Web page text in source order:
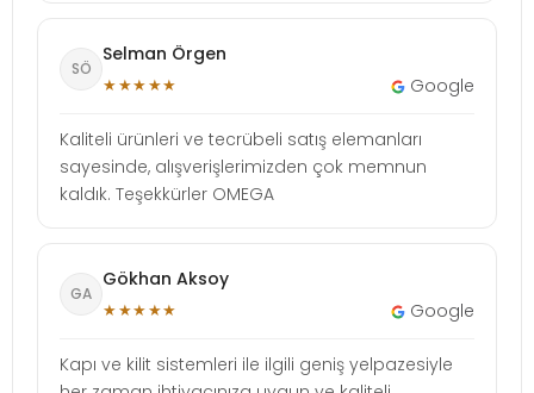
SÖ
Selman Örgen
★★★★★ Google
Kaliteli ürünleri ve tecrübeli satış elemanları
sayesinde, alışverişlerimizden çok memnun
kaldık. Teşekkürler OMEGA
GA
Gökhan Aksoy
★★★★★ Google
Kapı ve kilit sistemleri ile ilgili geniş yelpazesiyle